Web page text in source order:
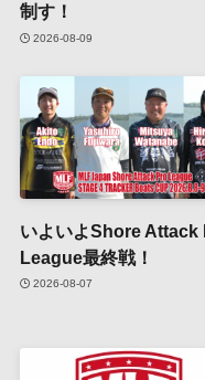
制す！
2026-08-09
いよいよShore Attack
League最終戦！
2026-08-07